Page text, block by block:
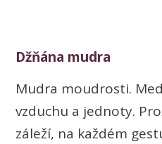
Džňána mudra
Mudra moudrosti.
vzduchu a jednoty.
záleží, na každém